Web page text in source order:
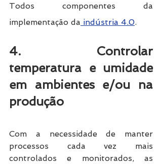
Todos componentes da
implementação da indústria 4.0.
4. Controlar
temperatura e umidade
em ambientes e/ou na
produção
Com a necessidade de manter
processos cada vez mais
controlados e monitorados, as